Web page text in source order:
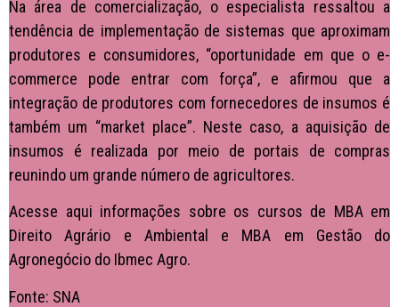
Na área de comercialização, o especialista ressaltou a
tendência de implementação de sistemas que aproximam
produtores e consumidores, “oportunidade em que o e-
commerce pode entrar com força”, e afirmou que a
integração de produtores com fornecedores de insumos é
também um “market place”. Neste caso, a aquisição de
insumos é realizada por meio de portais de compras
reunindo um grande número de agricultores.
Acesse aqui informações sobre os cursos de MBA em
Direito Agrário e Ambiental e MBA em Gestão do
Agronegócio do Ibmec Agro.
Fonte: SNA